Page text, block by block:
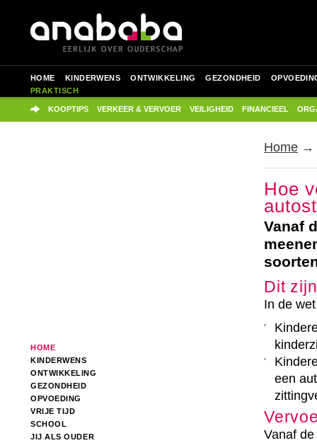
HOME KINDERWENS ONTWIKKELING GEZONDHEID
PRAKTISCH
KOOPTIPS VERKEER & VERVOER VEILIGHEID FINANCIEEL
HOME
KINDERWENS
ONTWIKKELING
GEZONDHEID
OPVOEDING
VRIJE TIJD
SCHOOL
JIJ ALS OUDER
Home →
Hoe
Vanaf
Dit
In de
een
Vanaf